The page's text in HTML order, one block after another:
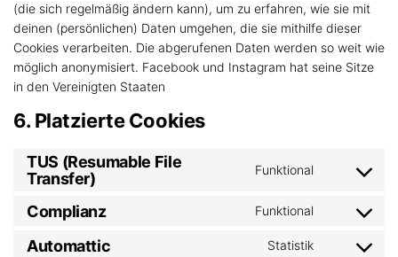
(die sich regelmäßig ändern kann), um zu erfahren, wie sie mit
deinen (persönlichen) Daten umgehen, die sie mithilfe dieser
Cookies verarbeiten. Die abgerufenen Daten werden so weit wie
möglich anonymisiert. Facebook und Instagram hat seine Sitze
in den Vereinigten Staaten
6. Platzierte Cookies
TUS (Resumable File
Transfer)
Funktional
Complianz Funktional
Automattic Statistik